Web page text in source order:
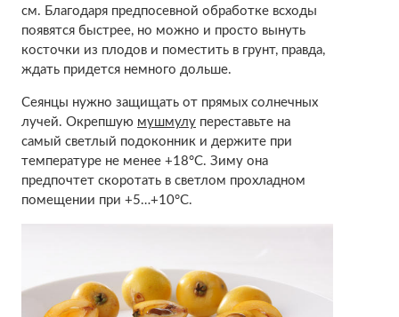
см. Благодаря предпосевной обработке всходы
появятся быстрее, но можно и просто вынуть
косточки из плодов и поместить в грунт, правда,
ждать придется немного дольше.
Сеянцы нужно защищать от прямых солнечных
лучей. Окрепшую мушмулупереставьте на
самый светлый подоконник и держите при
температуре не менее +18°С. Зиму она
предпочтет скоротать в светлом прохладном
помещении при +5…+10°С.